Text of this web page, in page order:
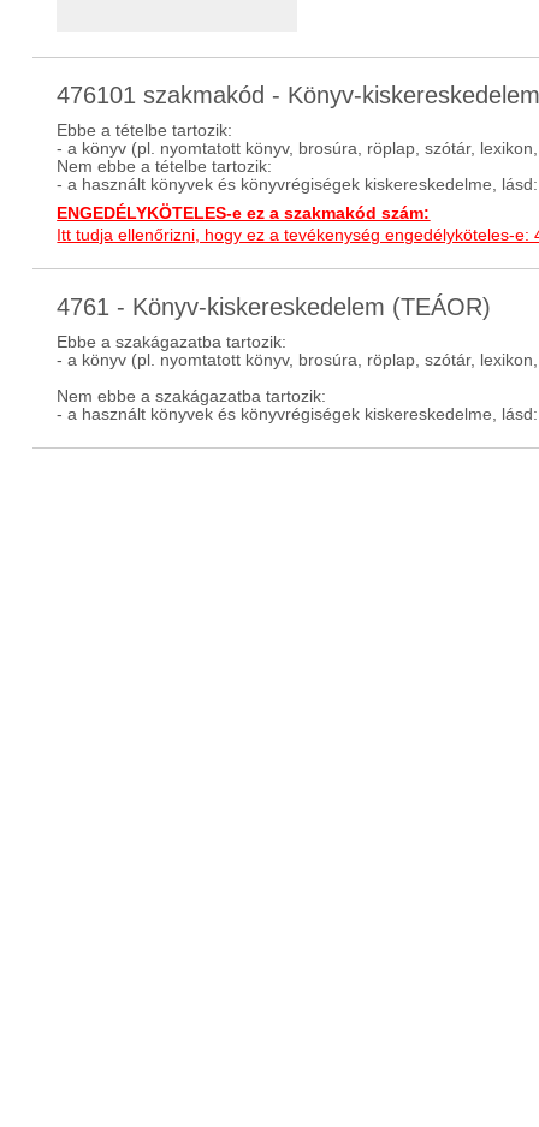
476101 szakmakód - Könyv-
Ebbe a tételbe tartozik:
- a könyv (pl. nyomtatott könyv, brosúra, röplap, szótár,
Nem ebbe a tételbe tartozik:
- a használt könyvek és könyvrégiségek kiskereskedelme,
ENGEDÉLYKÖTELES-e ez a szakmakód szám:
Itt tudja ellenőrizni, hogy ez a tevékenység engedélyköteles-e:
4761 - Könyv-kiskereskedelem (TEÁOR)
Ebbe a szakágazatba tartozik:
- a könyv (pl. nyomtatott könyv, brosúra, röplap, szótár,
Nem ebbe a szakágazatba tartozik:
- a használt könyvek és könyvrégiségek kiskereskedelme,